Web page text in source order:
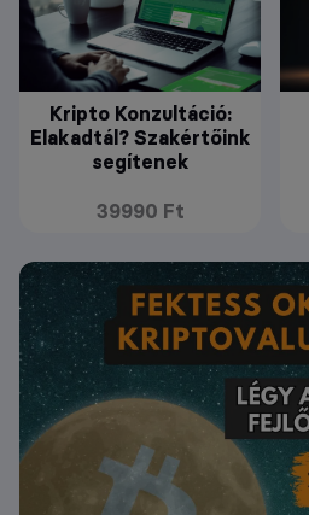
Kripto Konzultáció:
Elakadtál? Szakértőink
segítenek
39990 Ft